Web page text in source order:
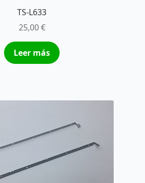
TS-L633
25,00€
Leer más